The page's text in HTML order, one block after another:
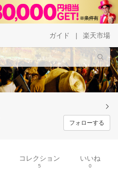
ガイド 楽天市場
フォローする
コレクション
5
いいね
0